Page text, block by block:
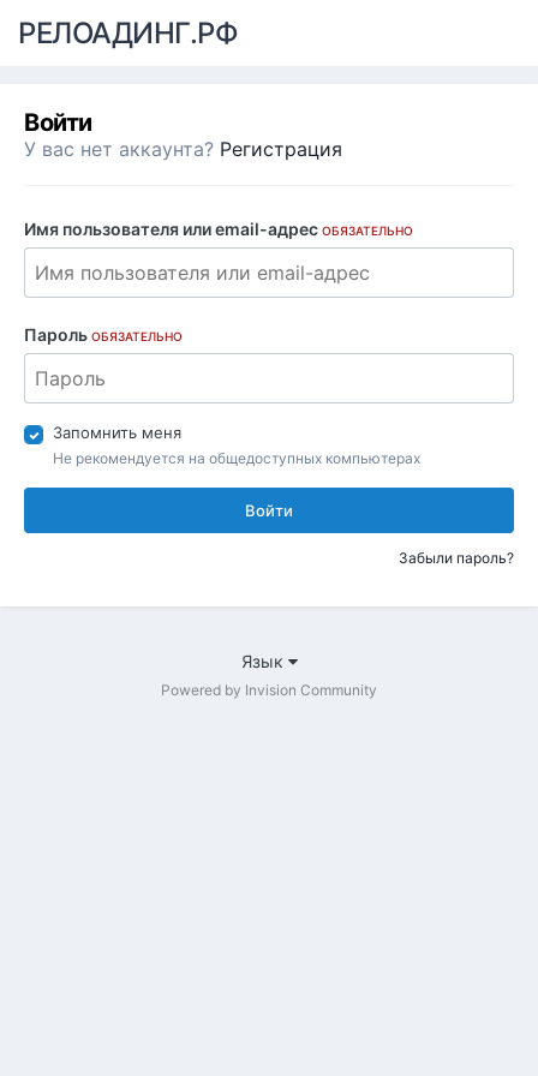
РЕЛОАДИНГ.РФ
Войти
У вас нет аккаунта? Регистрация
Имя пользователя или email-адрес ОБЯЗАТЕЛЬНО
Пароль ОБЯЗАТЕЛЬНО
Запомнить меня
Не рекомендуется на общедоступных компьютерах
Войти
Забыли пароль?
Язык
Powered by Invision Community